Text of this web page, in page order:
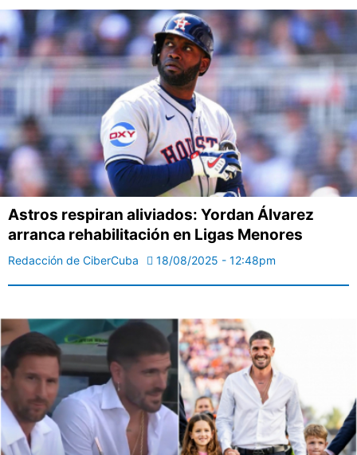
Astros respiran aliviados: Yordan Álvarez
arranca rehabilitación en Ligas Menores
Redacción de CiberCuba 18/08/2025 - 12:48pm